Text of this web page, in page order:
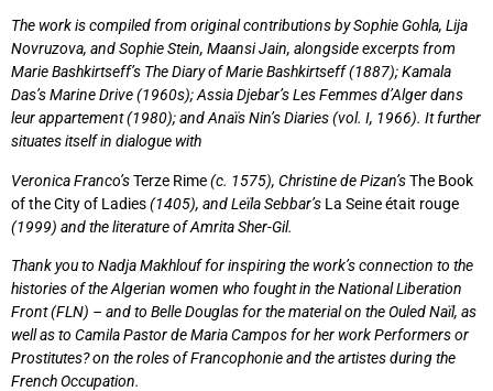
The work is compiled from original contributions by Sophie Gohla, Lija
Novruzova, and Sophie Stein, Maansi Jain, alongside excerpts from
Marie Bashkirtseff’s The Diary of Marie Bashkirtseff (1887); Kamala
Das’s Marine Drive (1960s); Assia Djebar’s Les Femmes d’Alger dans
leur appartement (1980); and Anaïs Nin’s Diaries (vol. I, 1966). It further
situates itself in dialogue with
Veronica Franco’sTerze Rime(c. 1575), Christine de Pizan’sThe Book
of the City of Ladies(1405), and Leïla Sebbar’s La Seine était rouge
(1999) and the literature of Amrita Sher-Gil.
Thank you to Nadja Makhlouf for inspiring the work’s connection to the
histories of the Algerian women who fought in the National Liberation
Front (FLN) – and to Belle Douglas for the material on the Ouled Naïl, as
well as to Camila Pastor de Maria Campos for her work Performers or
Prostitutes? on the roles of Francophonie and the artistes during the
French Occupation.